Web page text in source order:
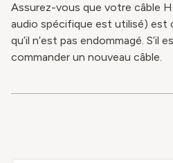
Assurez-vous que votre câble
audio spécifique est utilisé)
qu’il n’est pas endommagé. S’il
commander un nouveau câble.